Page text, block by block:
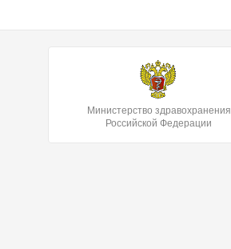
Министерство здравохранения
Российской Федерации